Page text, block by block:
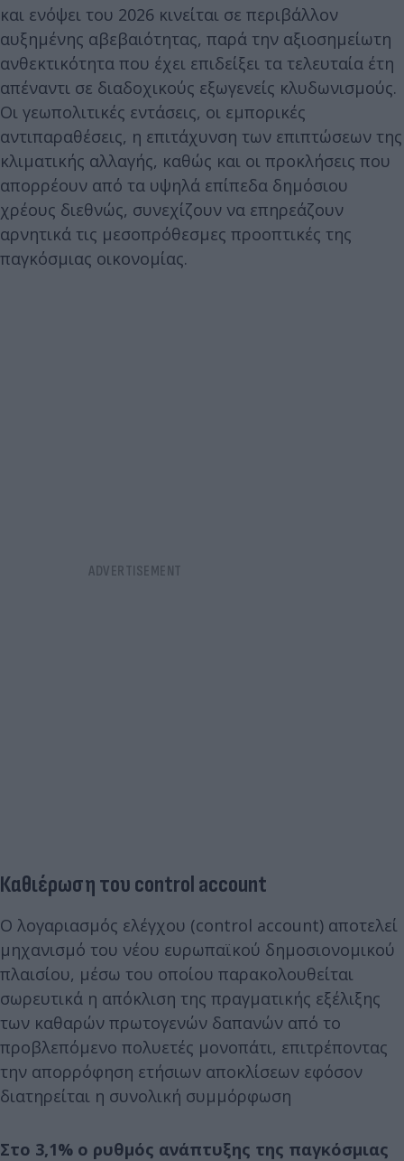
και ενόψει του 2026 κινείται σε περιβάλλον
αυξημένης αβεβαιότητας, παρά την αξιοσημείωτη
ανθεκτικότητα που έχει επιδείξει τα τελευταία έτη
απέναντι σε διαδοχικούς εξωγενείς κλυδωνισμούς.
Οι γεωπολιτικές εντάσεις, οι εμπορικές
αντιπαραθέσεις, η επιτάχυνση των επιπτώσεων της
κλιματικής αλλαγής, καθώς και οι προκλήσεις που
απορρέουν από τα υψηλά επίπεδα δημόσιου
χρέους διεθνώς, συνεχίζουν να επηρεάζουν
αρνητικά τις μεσοπρόθεσμες προοπτικές της
παγκόσμιας οικονομίας.
Καθιέρωση του control account
Ο λογαριασμός ελέγχου (control account) αποτελεί
μηχανισμό του νέου ευρωπαϊκού δημοσιονομικού
πλαισίου, μέσω του οποίου παρακολουθείται
σωρευτικά η απόκλιση της πραγματικής εξέλιξης
των καθαρών πρωτογενών δαπανών από το
προβλεπόμενο πολυετές μονοπάτι, επιτρέποντας
την απορρόφηση ετήσιων αποκλίσεων εφόσον
διατηρείται η συνολική συμμόρφωση
Στο 3,1% ο ρυθμός ανάπτυξης της παγκόσμιας